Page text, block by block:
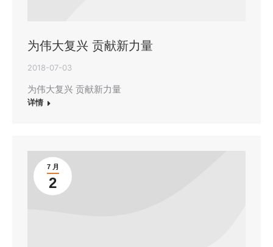
为伟大复兴 贡献新力量
2018-07-03
为伟大复兴 贡献新力量
详情
7 月
2